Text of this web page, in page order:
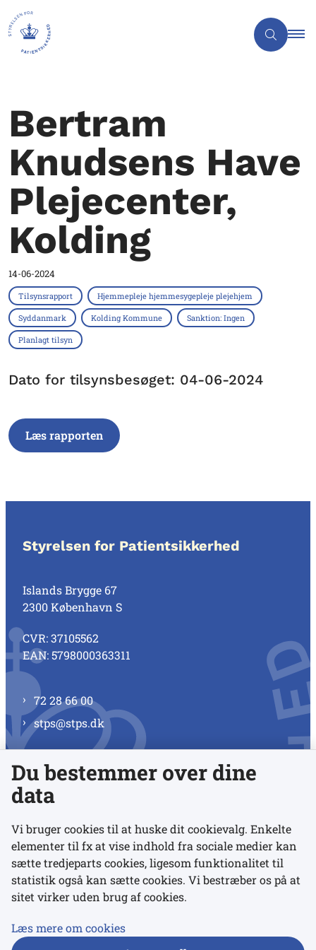
Bertram
Knudsens Have
Plejecenter,
Kolding
14-06-2024
Tilsynsrapport Hjemmepleje hjemmesygepleje plejehjem
Syddanmark Kolding Kommune Sanktion: Ingen
Planlagt tilsyn
Dato for tilsynsbesøget: 04-06-2024
Læs rapporten
Styrelsen for Patientsikkerhed
Islands Brygge 67
2300 København S
CVR: 37105562
EAN: 5798000363311
72 28 66 00
stps@stps.dk
Se alle kontaktnumre
Links
Udgivelser
Du bestemmer over dine
data
Vi bruger cookies til at huske dit cookievalg. Enkelte
elementer til fx at vise indhold fra sociale medier kan
sætte tredjeparts cookies, ligesom funktionalitet til
statistik også kan sætte cookies. Vi bestræber os på at
sitet virker uden brug af cookies.
Læs mere om cookies